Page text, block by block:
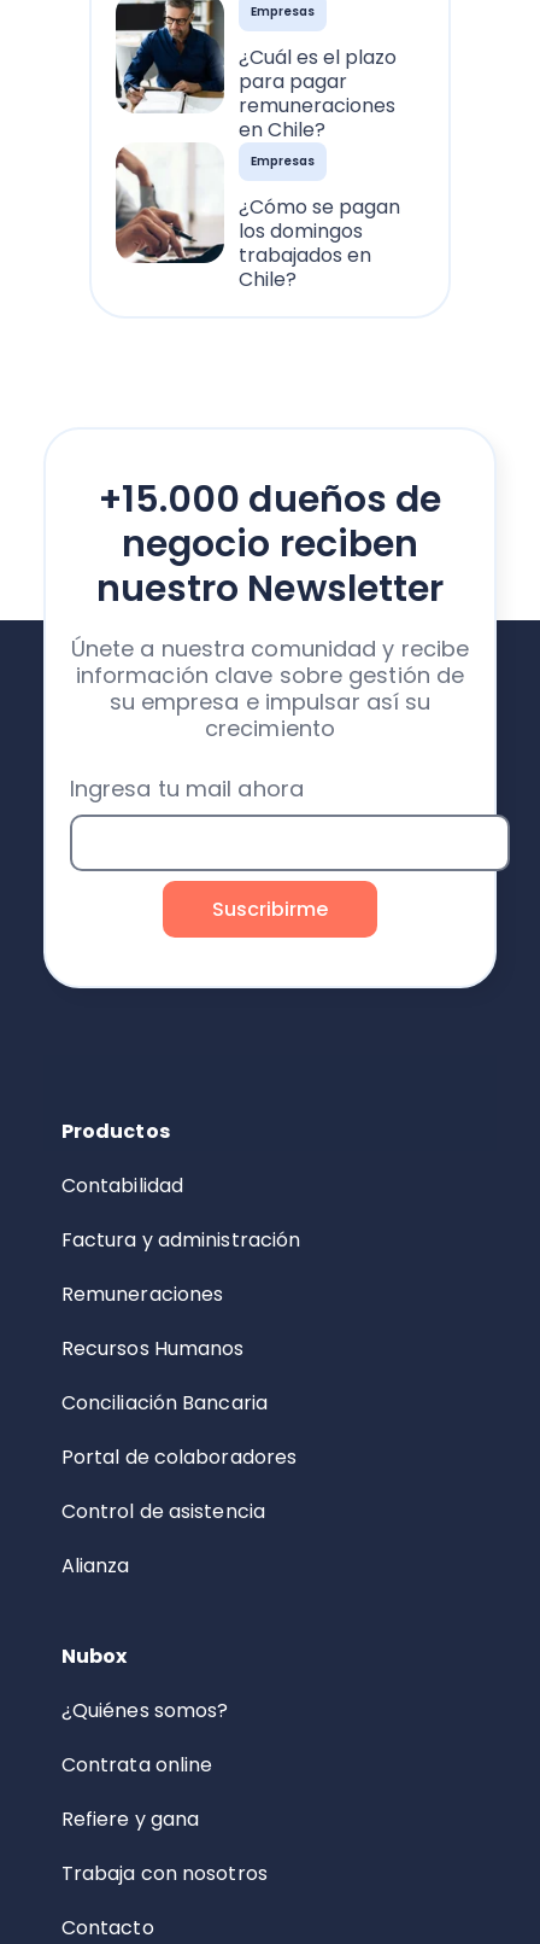
Empresas
¿Cuál es el plazo
para pagar
remuneraciones
en Chile?
Empresas
¿Cómo se pagan
los domingos
trabajados en
Chile?
+15.000 dueños de
negocio reciben
nuestro Newsletter
Únete a nuestra comunidad y recibe
información clave sobre gestión de
su empresa e impulsar así su
crecimiento
Ingresa tu mail ahora
Productos
Contabilidad
Factura y administración
Remuneraciones
Recursos Humanos
Conciliación Bancaria
Portal de colaboradores
Control de asistencia
Alianza
Nubox
¿Quiénes somos?
Contrata online
Refiere y gana
Trabaja con nosotros
Contacto